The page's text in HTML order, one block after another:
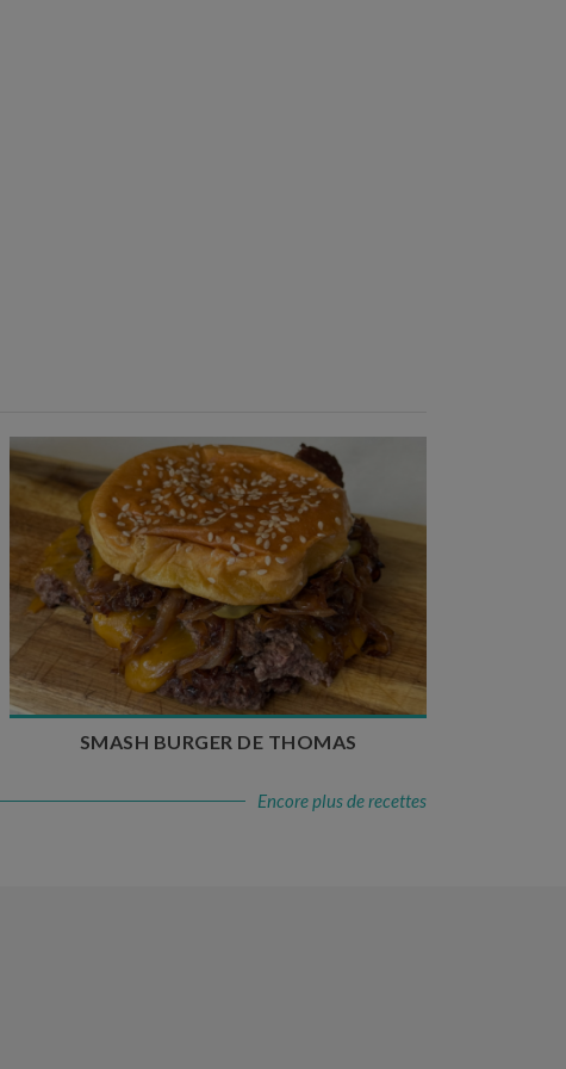
Temps de préparation : 20 min
Temps de cuisson : 5 à 10 min
Nombre de couverts : 4
SMASH BURGER DE THOMAS
Encore plus de recettes